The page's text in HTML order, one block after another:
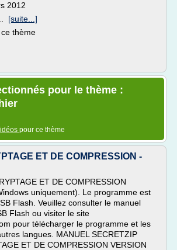
2012
[suite...]
thème
pour le thème :
pour ce thème
ET DE COMPRESSION -
ET DE COMPRESSION
uniquement). Le programme est
Flash. Veuillez consulter le manuel
Flash ou visiter le site
pour télécharger le programme et les
langues. MANUEL SECRETZIP
ET DE COMPRESSION VERSION